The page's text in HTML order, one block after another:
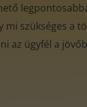
szükséges a
az ügyfél a